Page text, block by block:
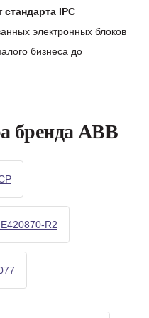
стандарта IPC
электронных блоков
бизнеса до
бренда ABB
R2